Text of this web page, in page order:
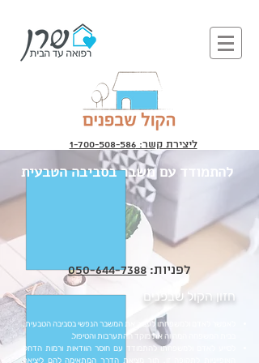
ליצירת קשר: 1-700-508-586
להתמודד עם משבר בסביבה הטבעית
לפניות: 050-644-7388
חזון הקול שבפנים
לאפשר לאדם ולמשפחתו לעבור את המשבר הנפשי בסביבה הטבעית,
בבית המשפחה המהווה את מוקד ההתערבות והטיפול.
לסייע לאדם ולמשפחתו להתמודד עם חוסר הוודאות ורמות הדחק
האופייניות לתקופה זו, תוך מציאת הדרך המתאימה להם ליציאה